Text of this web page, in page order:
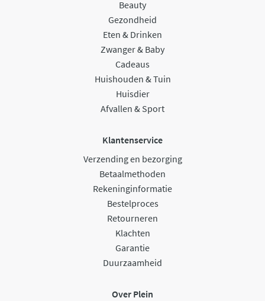
Beauty
Gezondheid
Eten & Drinken
Zwanger & Baby
Cadeaus
Huishouden & Tuin
Huisdier
Afvallen & Sport
Klantenservice
Verzending en bezorging
Betaalmethoden
Rekeninginformatie
Bestelproces
Retourneren
Klachten
Garantie
Duurzaamheid
Over Plein